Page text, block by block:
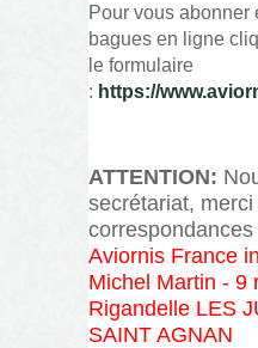
Pour vous abonner
bagues en ligne
le formulaire
: https://
ATTENTION:
secrétariat,
Aviornis France
Michel Martin - 9
Rigandelle LES
SAINT AGNAN